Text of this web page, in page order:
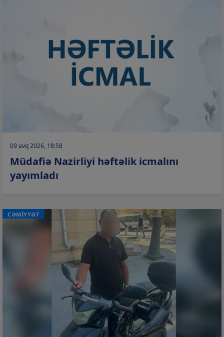
09 avq 2026, 18:58
Müdafiə Nazirliyi həftəlik icmalını
yayımladı
CƏMİYYƏT